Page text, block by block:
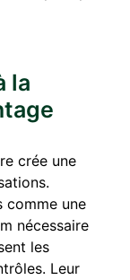
la
crée une
comme une
nécessaire
les
Leur